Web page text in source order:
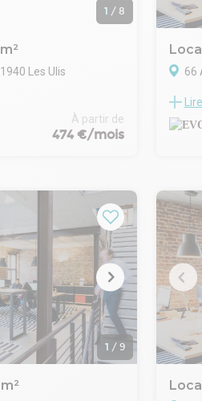
1 / 8
Les Ulis
des bureaux
de 45 m² et 74
et équipé de la fibre
À partir de
474 €/mois
66
Ne
. Site
.
.
.
. Tarif
.
Bus
1 / 9